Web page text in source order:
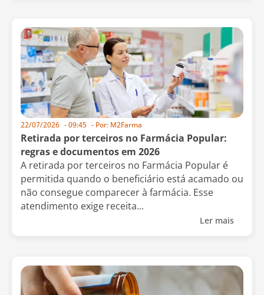
22/07/2026 -09:45 - Por: M2Farma
Retirada por terceiros no Farmácia Popular:
regras e documentos em 2026
A retirada por terceiros no Farmácia Popular é
permitida quando o beneficiário está acamado ou
não consegue comparecer à farmácia. Esse
atendimento exige receita...
Ler mais